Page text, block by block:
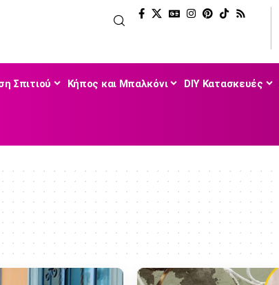
Σπιτιού Κήπος και Μπαλκόνι DIY Κατασκευές